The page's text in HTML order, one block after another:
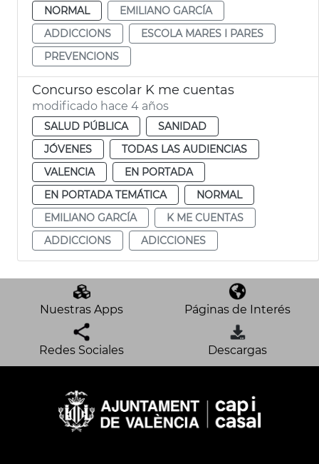
NORMAL
EMILIANO GARCÍA
ADDICCIONS
ESCOLA MARES I PARES
PREVENCIONS
Concurso escolar K me cuentas
modificado hace 4 años
SALUD PÚBLICA
SANIDAD
JÓVENES
TODAS LAS AUDIENCIAS
VALENCIA
EN PORTADA
EN PORTADA TEMÁTICA
NORMAL
EMILIANO GARCÍA
K ME CUENTAS
ADDICCIONS
ADICCIONES
Nuestras Apps Páginas de Interés
Redes Sociales Descargas